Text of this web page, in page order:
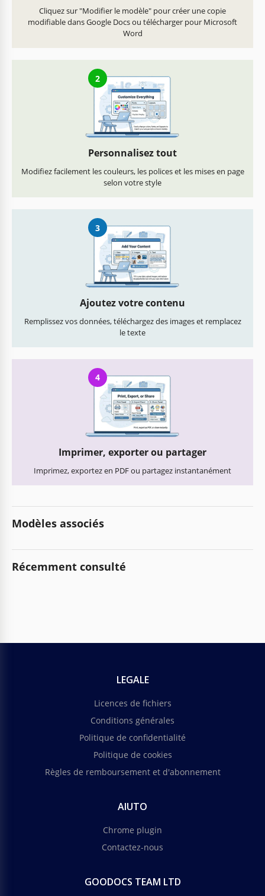
Cliquez sur "Modifier le modèle" pour créer une copie
modifiable dans Google Docs ou télécharger pour Microsoft
Word
2
Personnalisez tout
Modifiez facilement les couleurs, les polices et les mises en page
selon votre style
3
Ajoutez votre contenu
Remplissez vos données, téléchargez des images et remplacez
le texte
4
Imprimer, exporter ou partager
Imprimez, exportez en PDF ou partagez instantanément
Modèles associés
Récemment consulté
LEGALE
Licences de fichiers
Conditions générales
Politique de confidentialité
Politique de cookies
Règles de remboursement et d'abonnement
AIUTO
Chrome plugin
Contactez-nous
GOODOCS TEAM LTD